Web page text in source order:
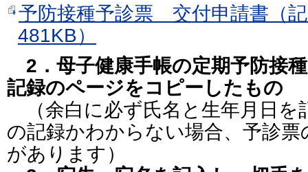
予防接種予診票 交付申請書（
481KB）
2．母子健康手帳の定期予防接
記録のページをコピーしたもの
（余白に必ず氏名と生年月日を
の記録かわからない場合、予診
があります）